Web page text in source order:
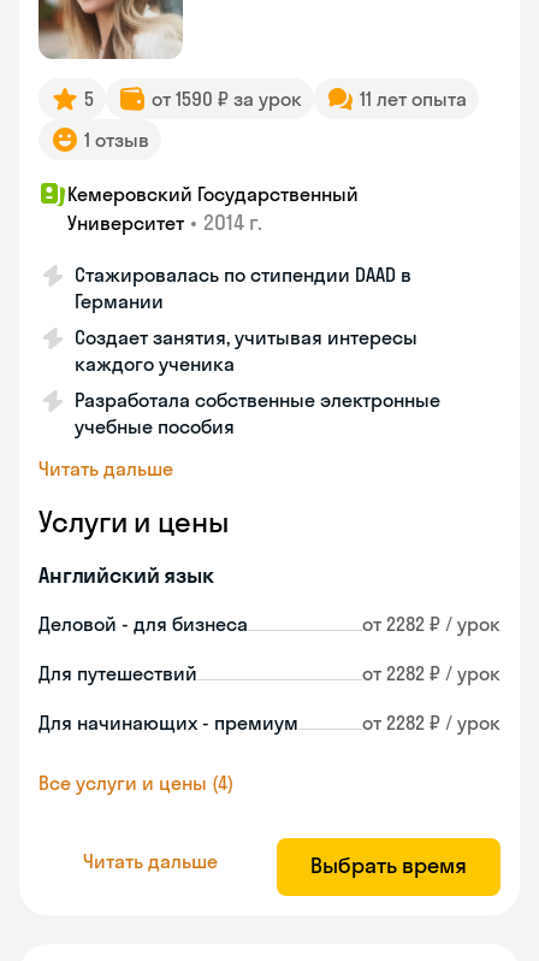
5 от 1590 ₽ за урок
11 лет опыта
1 отзыв
Кемеровский Государственный
Университет • 2014 г.
Стажировалась по стипендии DAAD в
Германии
Создает занятия, учитывая интересы
каждого ученика
Разработала собственные электронные
учебные пособия
Читать дальше
Услуги и цены
Английский язык
Деловой - для бизнеса от 2282 ₽ / урок
Для путешествий от 2282 ₽ / урок
Для начинающих - премиум от 2282 ₽ / урок
Все услуги и цены (4)
Читать дальше Выбрать время